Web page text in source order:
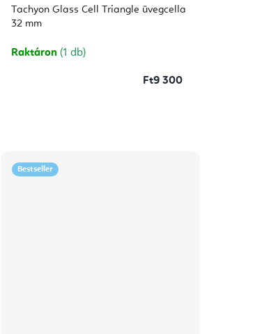
Tachyon Glass Cell Triangle üvegcella
32 mm
átlagos
értékelése
csillag.
Raktáron (1 db)
Ft9 300
Bestseller